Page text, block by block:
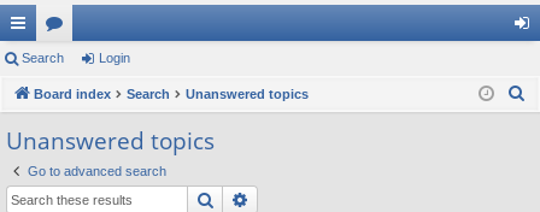
ui
ck
lin
ks
or
u
s
in
Search Login
Board index Search Unanswered topics
Unanswered topics
Go to advanced search
Search